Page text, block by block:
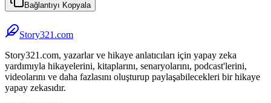
Bağlantıyı Kopyala
Story321.com
Story321.com, yazarlar ve hikaye anlatıcıları için yapay zeka
yardımıyla hikayelerini, kitaplarını, senaryolarını, podcast'lerini,
videolarını ve daha fazlasını oluşturup paylaşabilecekleri bir hikaye
yapay zekasıdır.